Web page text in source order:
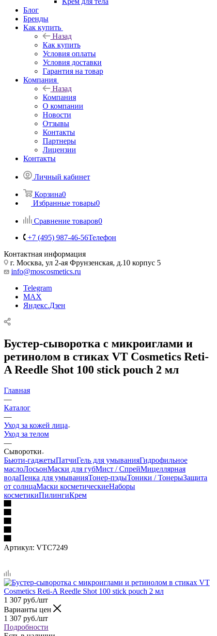
Блог
Бренды
Как купить
Назад
Как купить
Условия оплаты
Условия доставки
Гарантия на товар
Компания
Назад
Компания
О компании
Новости
Отзывы
Контакты
Партнеры
Лицензии
Контакты
Личный кабинет
Корзина0
Избранные товары0
Сравнение товаров0
+7 (495) 987-46-56Телефон
Контактная информация
г. Москва, ул 2-ая Фрунзенская, д.10 корпус 5
info@moscosmetics.ru
Telegram
MAX
Яндекс.Дзен
Бустер-сыворотка с микроиглами и
ретинолом в стиках VT Cosmetics Reti-
A Reedle Shot 100 stick pouch 2 мл
Главная
—
Каталог
—
Уход за кожей лица
Уход за телом
—
Сыворотки
Бьюти-гаджетыПатчиГель для умыванияГидрофильное
маслоЛосьонМаски для губМист / СпрейМицеллярная
водаПенка для умыванияТонер-пэдыТоники / ТонерыЗащита
от солнцаМаски косметическиеНаборы
косметикиПилингиКрем
Артикул: VTC7249
1 307 руб./шт
Варианты цен
1 307 руб./шт
Подробности